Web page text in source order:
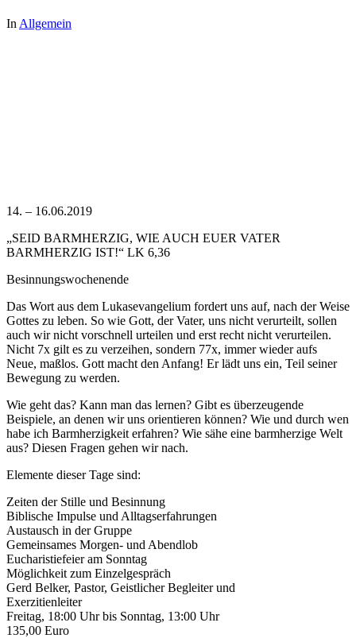
In Allgemein
14. – 16.06.2019
„SEID BARMHERZIG, WIE AUCH EUER VATER
BARMHERZIG IST!“ LK 6,36
Besinnungswochenende
Das Wort aus dem Lukasevangelium fordert uns auf, nach der Weise
Gottes zu leben. So wie Gott, der Vater, uns nicht verurteilt, sollen
auch wir nicht vorschnell urteilen und erst recht nicht verurteilen.
Nicht 7x gilt es zu verzeihen, sondern 77x, immer wieder aufs
Neue, maßlos. Gott macht den Anfang! Er lädt uns ein, Teil seiner
Bewegung zu werden.
Wie geht das? Kann man das lernen? Gibt es überzeu­gende
Beispiele, an denen wir uns orientieren können? Wie und durch wen
habe ich Barmherzigkeit erfahren? Wie sähe eine barmherzige Welt
aus? Diesen Fragen gehen wir nach.
Elemente dieser Tage sind:
Zeiten der Stille und Besinnung
Biblische Impulse und Alltagserfahrungen
Austausch in der Gruppe
Gemeinsames Morgen- und Abendlob
Eucharistiefeier am Sonntag
Möglichkeit zum Einzelgespräch
Gerd Belker, Pastor, Geistlicher Begleiter und
Exerzitienleiter
Freitag, 18:00 Uhr bis Sonntag, 13:00 Uhr
135,00 Euro